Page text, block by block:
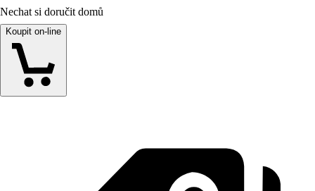
Nechat si doručit domů
Koupit on-line